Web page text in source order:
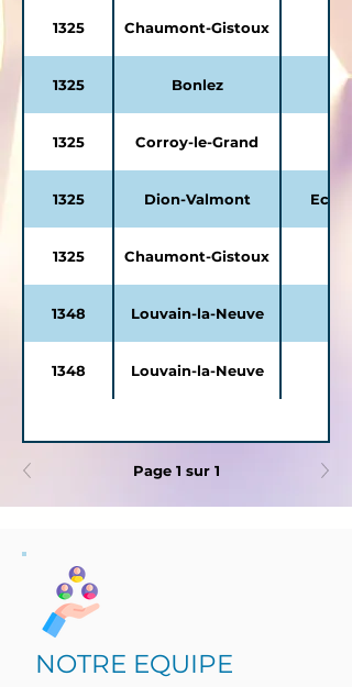
1325 Chaumont-Gistoux
1325 Bonlez
1325 Corroy-le-Grand
1325 Dion-Valmont
1325 Chaumont-Gistoux
1348 Louvain-la-Neuve
1348 Louvain-la-Neuve
Page 1 sur 1
NOTRE EQUIPE